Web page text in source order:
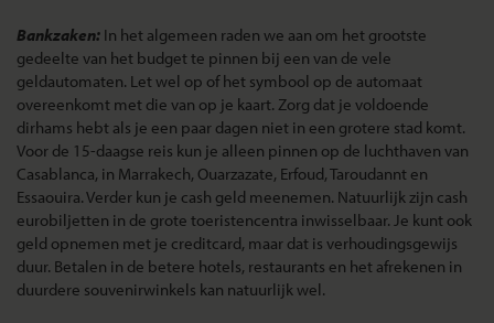
Bankzaken: In het algemeen raden we aan om het grootste
gedeelte van het budget te pinnen bij een van de vele
geldautomaten. Let wel op of het symbool op de automaat
overeenkomt met die van op je kaart. Zorg dat je voldoende
dirhams hebt als je een paar dagen niet in een grotere stad komt.
Voor de 15-daagse reis kun je alleen pinnen op de luchthaven van
Casablanca, in Marrakech, Ouarzazate, Erfoud, Taroudannt en
Essaouira. Verder kun je cash geld meenemen. Natuurlijk zijn cash
eurobiljetten in de grote toeristencentra inwisselbaar. Je kunt ook
geld opnemen met je creditcard, maar dat is verhoudingsgewijs
duur. Betalen in de betere hotels, restaurants en het afrekenen in
duurdere souvenirwinkels kan natuurlijk wel.